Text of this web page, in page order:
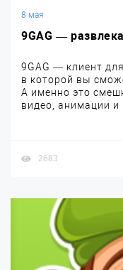
8 мая
9GAG —
9GAG — клиент
в которой вы
А именно это
видео, анимации и
2683